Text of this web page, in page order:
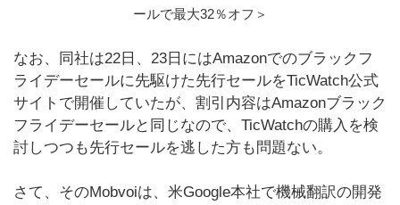
ールで最大32％オフ＞
なお、同社は22日、23日にはAmazonでのブラックフ
ライデーセールに先駆けた先行セールをTicWatch公式
サイトで開催していたが、割引内容はAmazonブラック
フライデーセールと同じなので、TicWatchの購入を検
討しつつも先行セールを逃した方も問題ない。
さて、そのMobvoiは、米Google本社で機械翻訳の開発